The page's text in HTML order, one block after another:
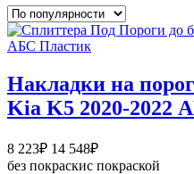
Накладки на
Kia K5 2020-2022
8 223₽ 14 548₽Диапазон
цен:
без покраскис покраской